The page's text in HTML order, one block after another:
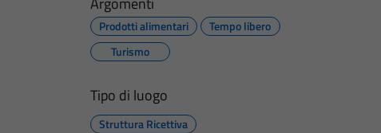
Prodotti alimentari
Tempo libero
Turismo
Tipo di luogo
Struttura Ricettiva